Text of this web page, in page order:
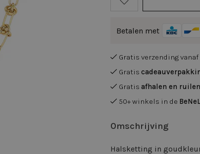
Betalen met
Gratis verzending vanaf
Gratis
Gratis afhalen en ruilen
50+ winkels in de
Omschrijving
Halsketting in